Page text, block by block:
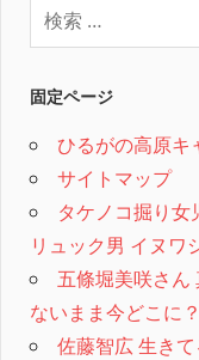
固定ページ
ひるがの高原キ
サイトマップ
タケノコ掘り女
リュック男 イヌワ
五條堀美咲さん
ないまま今どこに？
佐藤智広 生き